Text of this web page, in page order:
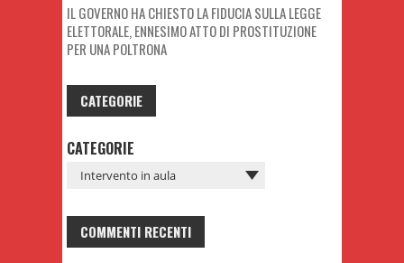
IL GOVERNO HA CHIESTO LA FIDUCIA SULLA LEGGE
ELETTORALE, ENNESIMO ATTO DI PROSTITUZIONE
PER UNA POLTRONA
CATEGORIE
CATEGORIE
COMMENTI RECENTI